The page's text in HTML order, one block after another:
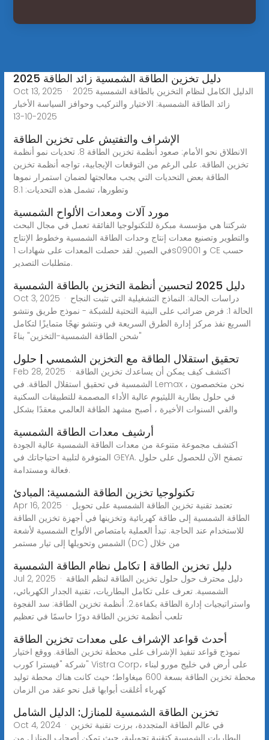
2025 دليل تخزين الطاقة الشمسية زائد الطاقة
Oct 13, 2025 · 2025 الدليل الكامل لنظام التخزين بالطاقة الشمسية
زائد الطاقة الشمسية: الاختيار والتركيب وحوافز السياسة الأخبار
2025-10-13
الإشراف والتفتيش على تخزين الطاقة
الانطلاق نحو الأمام: صعود أنظمة تخزين الطاقة 8. تحديات نمو أنظمة
تخزين الطاقة. على الرغم من التوقعات الإيجابية، تواجه أنظمة تخزين
الطاقة بعض التحديات التي يجب معالجتها لضمان استمرار نموها
وتطورها، تشمل هذه التحديات: 8.1
مورد آلات ومعدات الألواح الشمسية
شركتنا هي مؤسسة مبكرة للتكنولوجيا الفائقة تعمل في مجال البحث
والتطوير وتصنيع معدات إنتاج وحدات الطاقة الشمسية وخطوط الإنتاج
في الصين. لقد حصلت المعدات على شهادات 1s09001 و CE حسب
متطلبات التصدير.
دليل 2025 لتحسين أنظمة التخزين بالطاقة الشمسية
Oct 3, 2025 · دراسات الحالة: النماذج التشغيلية التي تثبت النجاح
الحالة 1: فرض ضرائب على البنية التحتية للشبكة - نموذج طريق ونتشو
السريع نفذ مركز إدارة الطرق السريعة في ونتشو نهجًا متمايزًا لتكامل
"شحن الطاقة الشمسية-التخزين" بناءً
تحقيق استقلال الطاقة مع التخزين الشمسي | حلول
Feb 28, 2025 · اكتشف كيف يمكن أن يساعدك تخزين الطاقة
الشمسية في تحقيق استقلال الطاقة. في Lemax ، نحن متخصصون
في حلول بطارية الليثيوم عالية الأداء المصممة للتطبيقات السكنية
والفي السنوات الأخيرة ، أصبح مشهد الطاقة العالمي معقدًا بشكل
أرشيف معدات الطاقة الشمسية
اكتشف مجموعة متنوعة من معدات الطاقة الشمسية عالية الجودة
المتوفرة لتلبية احتياجاتك في GEYA. تصفح الآن للحصول على حلول
فعالة ومستدامة.
تكنولوجيا تخزين الطاقة الشمسية: المبادئ
Apr 16, 2025 · تعتمد تقنية تخزين الطاقة الشمسية على تحويل
الطاقة الشمسية إلى طاقة كهربائية وتخزينها في أجهزة تخزين الطاقة
للاستخدام عند الحاجة. تبدأ العملية بامتصاص الألواح الشمسية لأشعة
الشمس وتحويلها إلى تيار مستمر (DC) من خلال
دليل تخزين الطاقة | تكامل نظام الطاقة الشمسية
Jul 2, 2025 · دليل محترف حول حلول تخزين الطاقة لنظم الطاقة
الشمسية. تعرف على تكامل البطاريات، تقنية الجدار الكهربائي،
واستراتيجيات إدارة الطاقة بكفاءة.2. أنظمة تخزين الطاقة: سد الفجوة
تلعب أنظمة تخزين الطاقة دورًا حاسمًا في تعظيم
أحدث قواعد الإشراف على معدات تخزين الطاقة
نموذج قواعد تنفيذ الإشراف على محطة تخزين الطاقة. ووقع اختيار
شركة "فيسترا كورب" Vistra Corp، على أرض في خليج مورو لبناء
محطة تخزين الطاقة بسعة 600 ميغاواط؛ حيث كانت هناك محطة توليد
كهرباء أغلقت أبوابها قبل نحو عقد من الزمان
تخزين الطاقة الشمسية للمنازل: الدليل الشامل
Oct 4, 2024 · في عالم الطاقة المتجددة، برزت تقنية تخزين
البطاريات الشمسية كتقنية تحويلية، حيث تمكن أصحاب المنازل من